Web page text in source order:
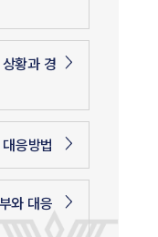
황과 경
응방법
와 대응